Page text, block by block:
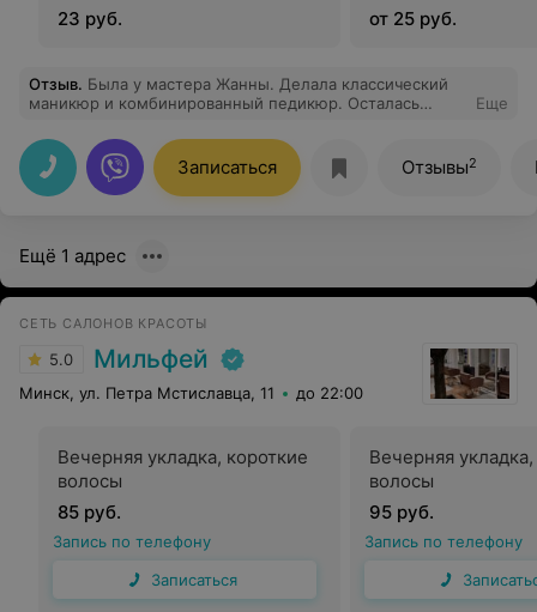
23 руб.
от 25 руб.
Отзыв. Была у мастера Жанны. Делала классический
маникюр и комбинированный педикюр. Осталась
большим опытом. Все сделано очень аккуратно и
естественно. Пишу отзыв спустя две недели -
нареканий нет. Обязательно приду еще.
Еще
Записаться Отзывы2
Ещё 1 адрес
СЕТЬ САЛОНОВ КРАСОТЫ
5.0 Мильфей
Минск, ул. Петра Мстиславца, 11 до 22:00
Вечерняя укладка, короткие
волосы
85 руб.
Запись по телефону
Записаться
Вечерняя
волосы
95 руб.
Запись по телефону